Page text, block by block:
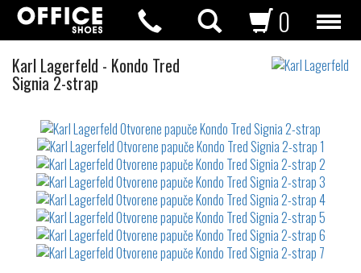
0
Karl Lagerfeld Otvorene
- Kondo Tred
Signia 2-strap
waterproof
waterrepellent